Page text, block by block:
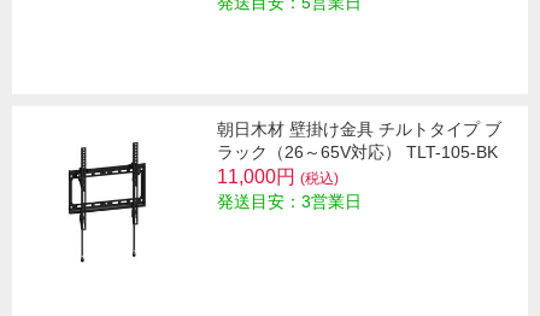
朝日木材 壁掛け金具 チルトタイプ ブ
ラック（26～65V対応） TLT-105-BK
11,000円 (税込)
発送目安：3営業日